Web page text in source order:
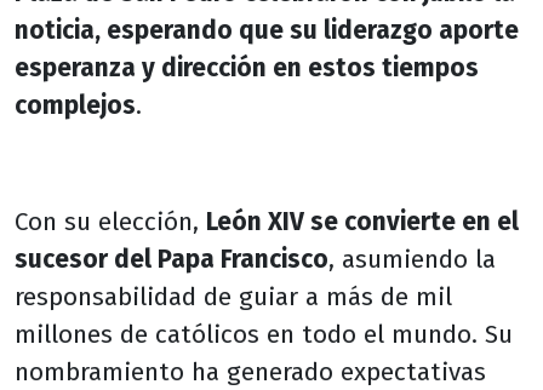
noticia, esperando que su liderazgo aporte
esperanza y dirección en estos tiempos
complejos.
Con su elección, León XIV se convierte en el
sucesor del Papa Francisco, asumiendo la
responsabilidad de guiar a más de mil
millones de católicos en todo el mundo. Su
nombramiento ha generado expectativas